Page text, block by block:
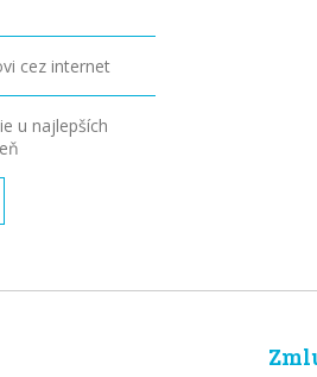
cez internet
u najlepších